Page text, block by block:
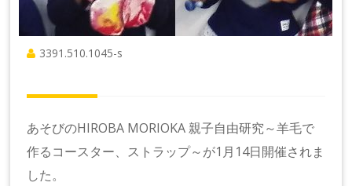
3391.510.1045-s
あそびのHIROBA MORIOKA 親子自由研究～羊毛で
作るコースター、ストラップ～が1月14日開催されま
した。